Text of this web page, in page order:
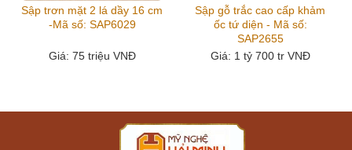
Sập trơn mặt 2 lá dầy 16 cm
-Mã số: SAP6029
Giá: 75 triệu VNĐ
Sập gỗ trắc cao cấp khảm
ốc tứ diện - Mã số:
SAP2655
Giá: 1 tỷ 700 tr VNĐ